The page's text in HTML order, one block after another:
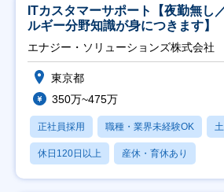
ITカスタマーサポート【夜勤無し
ルギー分野知識が身につきます】
エナジー・ソリューションズ株式会社
東京都
350万~475万
正社員採用 職種・業界未経験OK
休日120日以上 産休・育休あり